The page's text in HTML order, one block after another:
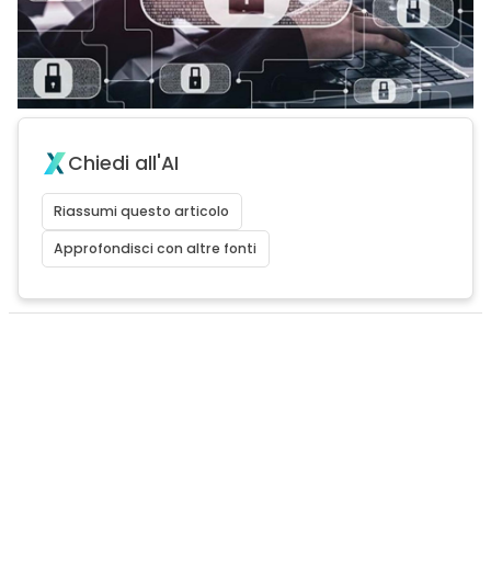
Chiedi all'AI
Riassumi questo articolo
Approfondisci con altre fonti